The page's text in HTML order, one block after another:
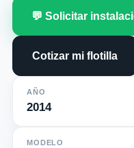
💬 Solicitar
Cotizar mi flotilla
AÑO
2014
MODELO